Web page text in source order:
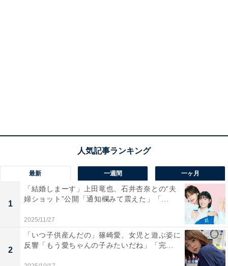
最新 一週間 一ヶ月
1
「結婚しまーす」上田竜也、石井杏奈との“夫
婦ショット”公開「通知欄みて震えた」「...
2025/11/27
2
「いつ子供産んだの」篠崎愛、女児と遊ぶ姿に
反響「もう愛ちゃんの子みたいだね」「完...